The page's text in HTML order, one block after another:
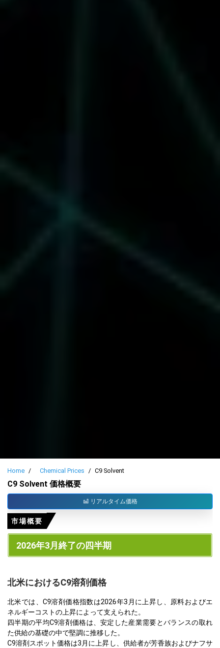
Home Chemical Prices C9 Solvent
C9 Solvent 価格概要
リアルタイム価格
市場概要
2026年3月終了の四半期
北米におけるC9溶剤価格
北米では、C9溶剤価格指数は2026年3月に上昇し、原料およびエ
ネルギーコストの上昇によって支えられた。
四半期の平均C9溶剤価格は、安定した産業需要とバランスの取れ
た供給の基礎の中で堅調に推移した。
C9溶剤スポット価格は3月に上昇し、供給者が芳香族およびナフサ